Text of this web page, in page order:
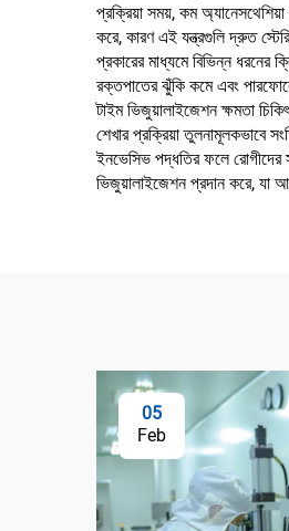
প্রক্রিয়া সময়, কম
করে, কারণ এই যন্ত্রগুলি দ্রুত
প্রকারের মাধ্যমে বিভিন্ন ধরনের
রক্তপাতের ঝুঁকি কমে এবং
টাইম ভিজুয়ালাইজেশন ক্ষমতা
শেখার প্রক্রিয়া তুলনামূলকভাবে
ইনভেসিভ পদ্ধতির ফলে রোগীদের
ভিজুয়ালাইজেশন প্রদান করে, যা
05
Feb